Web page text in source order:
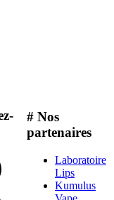
# Nos
partenaires
Laboratoire
Lips
Kumulus